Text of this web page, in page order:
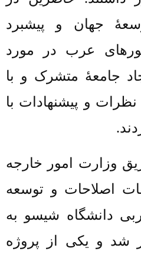
جهان و پیشبرد
عرب در مورد
جامعۀ متشرک و با
و پیشنهادات با
وزارت امور خارجه
اصلاحات و توسعه
دانشگاه شیسو به
شد و یکی از پروژه